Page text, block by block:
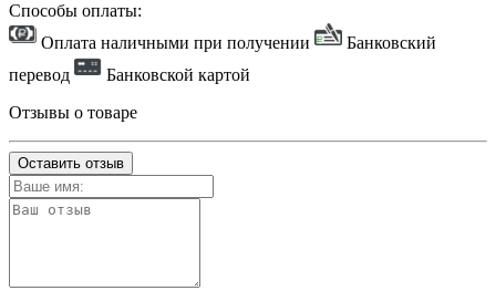
Способы оплаты:
Оплата наличными при получении
Банковский
перевод
Банковской картой
Отзывы о товаре
Оставить отзыв